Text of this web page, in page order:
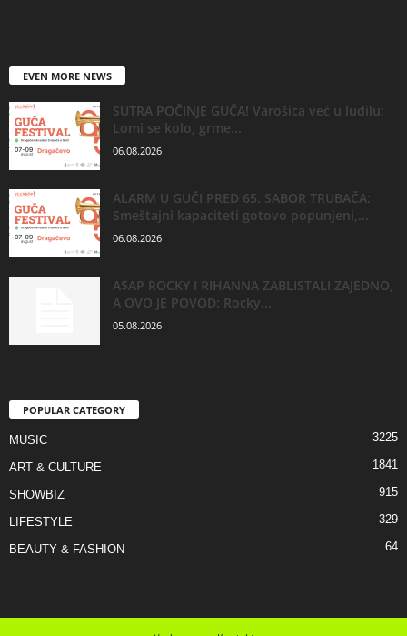
EVEN MORE NEWS
SUTRA POČINJE GUČA! Varošica već u ludilu:
Lomi se kolo, grme...
06.08.2026
ALARM U GUČI PRED 65. SABOR TRUBAČA:
Smeštajni kapaciteti gotovo popunjeni,...
06.08.2026
A$AP ROCKY I RIHANNA ZABLISTALI ZAJEDNO,
A OVO JE POVOD: Rocky...
05.08.2026
POPULAR CATEGORY
MUSIC 3225
ART & CULTURE 1841
SHOWBIZ 915
LIFESTYLE 329
BEAUTY & FASHION 64